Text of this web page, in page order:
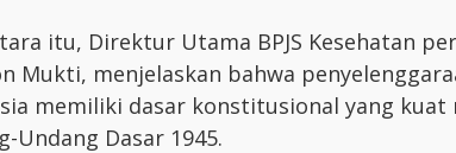
itu, Direktur Utama BPJS Kesehatan
Mukti, menjelaskan bahwa
memiliki dasar konstitusional yang kuat
Undang Dasar 1945.